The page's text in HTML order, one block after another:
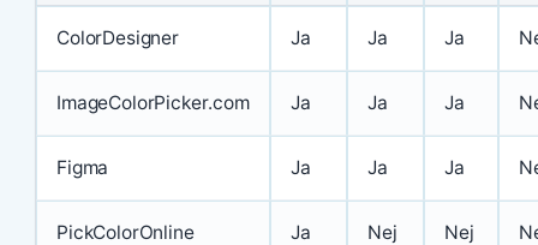
ColorDesigner Ja Ja Ja
ImageColorPicker.com Ja Ja Ja
Figma Ja Ja Ja
PickColorOnline Ja Nej Nej